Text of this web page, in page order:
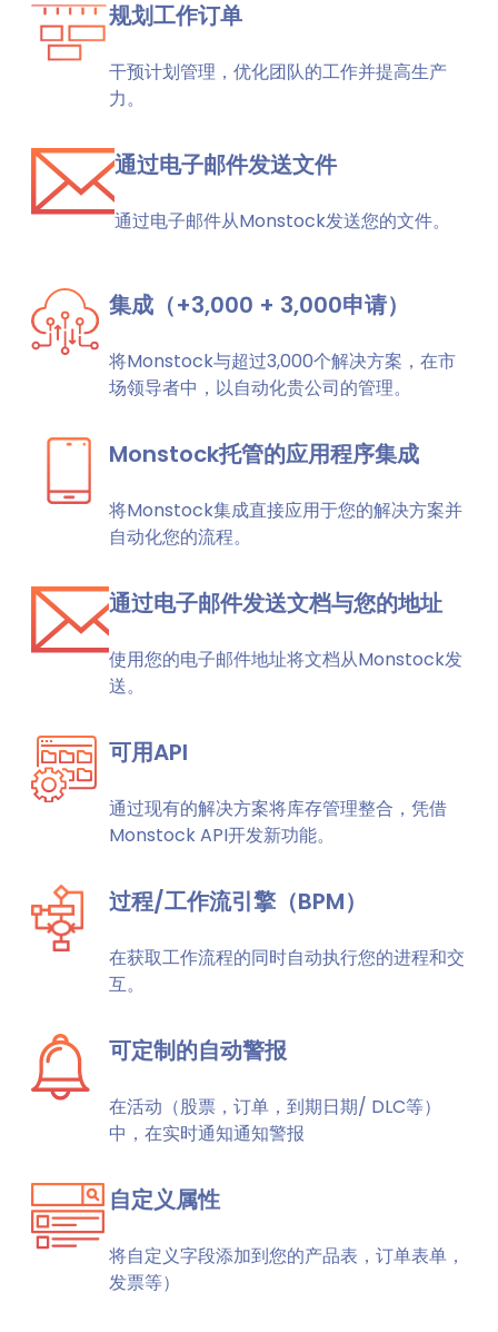
规划工作订单
干预计划管理，优化团队的工作并提高生产
力。
通过电子邮件发送文件
通过电子邮件从Monstock发送您的文件。
集成（+3,000 + 3,000申请）
将Monstock与超过3,000个解决方案，在市
场领导者中，以自动化贵公司的管理。
Monstock托管的应用程序集成
将Monstock集成直接应用于您的解决方案并
自动化您的流程。
通过电子邮件发送文档与您的地址
使用您的电子邮件地址将文档从Monstock发
送。
可用API
通过现有的解决方案将库存管理整合，凭借
Monstock API开发新功能。
过程/工作流引擎（BPM）
在获取工作流程的同时自动执行您的进程和交
互。
可定制的自动警报
在活动（股票，订单，到期日期/ DLC等）
中，在实时通知通知警报
自定义属性
将自定义字段添加到您的产品表，订单表单，
发票等）